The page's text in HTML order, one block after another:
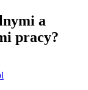
a
pracy?